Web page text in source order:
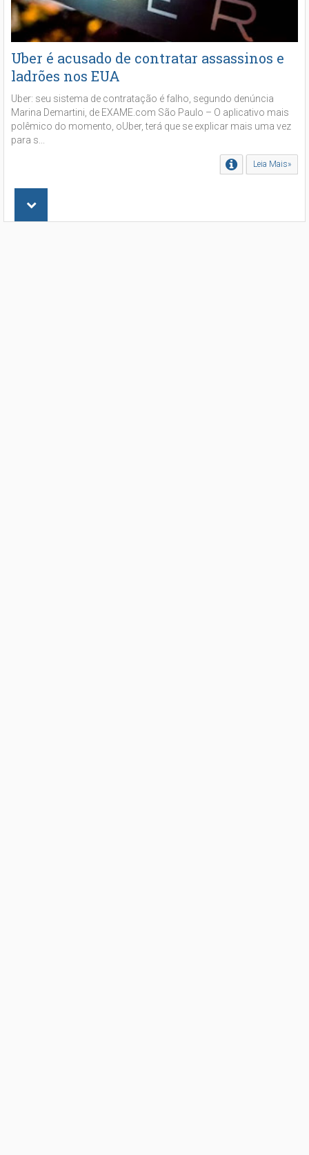
Uber é acusado de contratar assassinos e
ladrões nos EUA
Uber: seu sistema de contratação é falho, segundo denúncia
Marina Demartini, de EXAME.com São Paulo – O aplicativo mais
polêmico do momento, oUber, terá que se explicar mais uma vez
para s...
Leia Mais»